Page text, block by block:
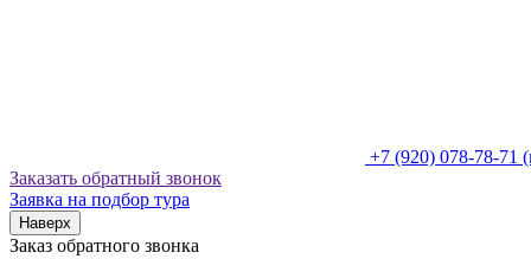
+7 (920) 078-78-71
Заказать обратный звонок
Заявка на подбор тура
Наверх
Заказ обратного звонка